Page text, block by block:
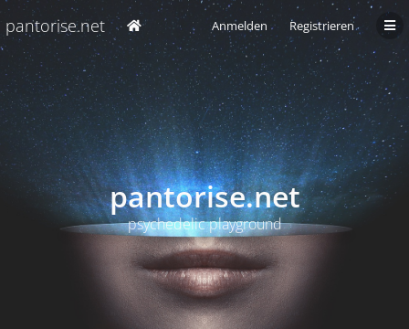
pantorise.net Anmelden Registrieren
pantorise.net
psychedelic playground